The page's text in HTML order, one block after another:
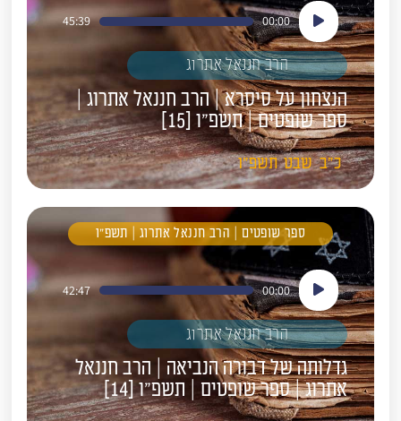
נגן
אודיו
00:00
45:39
הרב חננאל אתרוג
הנצחון על סיסרא | הרב חננאל אתרוג |
ספר שופטים | תשפ"ו [15]
כ"ב שבט תשפ"ו
ספר שופטים | הרב חננאל אתרוג | תשפ"ו
נגן
אודיו
00:00
42:47
הרב חננאל אתרוג
גדלותה של דבורה הנביאה | הרב חננאל
אתרוג | ספר שופטים | תשפ"ו [14]